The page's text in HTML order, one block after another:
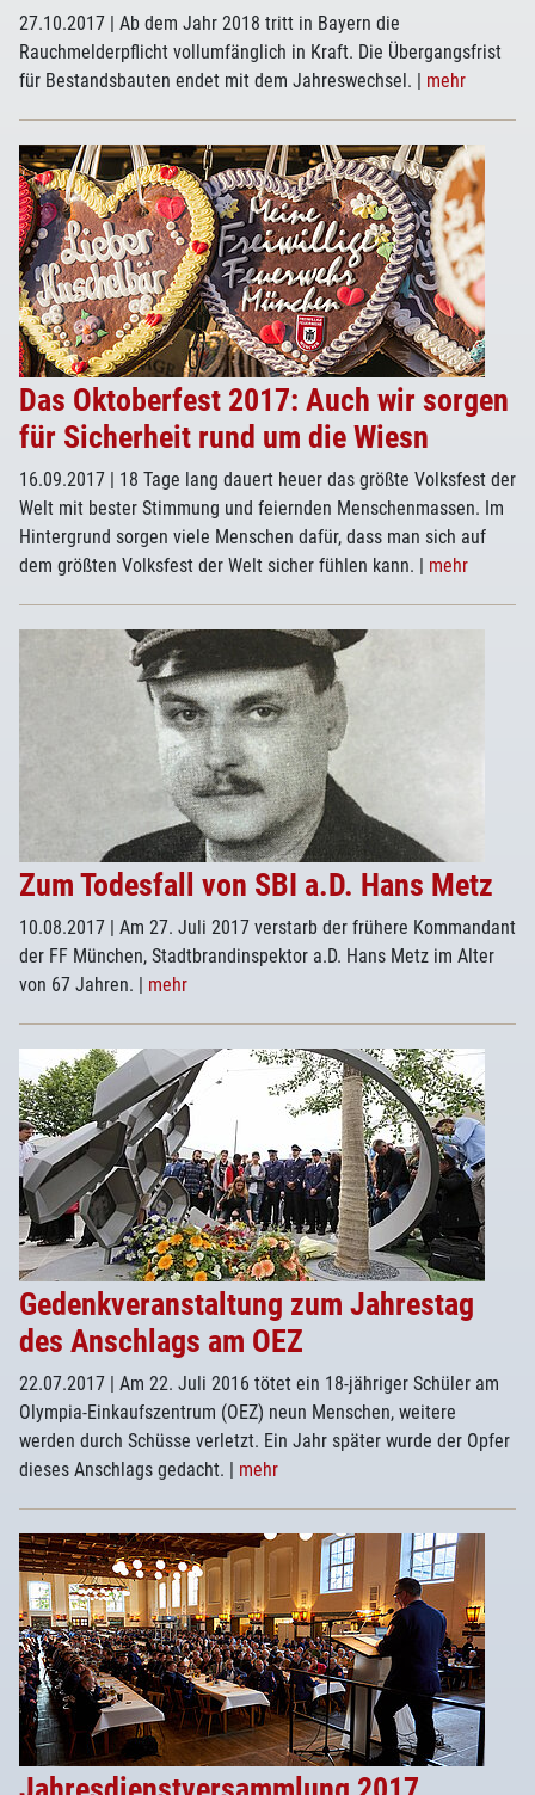
27.10.2017 | Ab dem Jahr 2018 tritt in Bayern die
Rauchmelderpflicht vollumfänglich in Kraft. Die Übergangsfrist
für Bestandsbauten endet mit dem Jahreswechsel. | mehr
Das Oktoberfest 2017: Auch wir sorgen
für Sicherheit rund um die Wiesn
16.09.2017 | 18 Tage lang dauert heuer das größte Volksfest der
Welt mit bester Stimmung und feiernden Menschenmassen. Im
Hintergrund sorgen viele Menschen dafür, dass man sich auf
dem größten Volksfest der Welt sicher fühlen kann. | mehr
Zum Todesfall von SBI a.D. Hans Metz
10.08.2017 | Am 27. Juli 2017 verstarb der frühere Kommandant
der FF München, Stadtbrandinspektor a.D. Hans Metz im Alter
von 67 Jahren. | mehr
Gedenkveranstaltung zum Jahrestag
des Anschlags am OEZ
22.07.2017 | Am 22. Juli 2016 tötet ein 18-jähriger Schüler am
Olympia-Einkaufszentrum (OEZ) neun Menschen, weitere
werden durch Schüsse verletzt. Ein Jahr später wurde der Opfer
dieses Anschlags gedacht. | mehr